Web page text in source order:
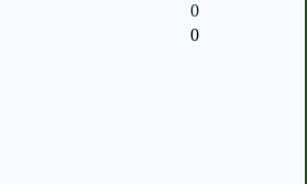
0
0